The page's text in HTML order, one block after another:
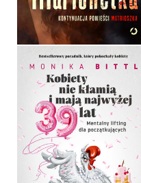
39,99 ZŁ
KOBIETY NIE KŁAMIĄ I
MAJĄ NAJWYŻEJ 39 LAT
MONIKA BITTL
OPRAWA MIĘKKA